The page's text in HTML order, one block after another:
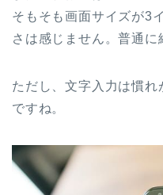
そもそも画面サイズが3
さは感じません。普通に
ただし、文字入力は慣
ですね。